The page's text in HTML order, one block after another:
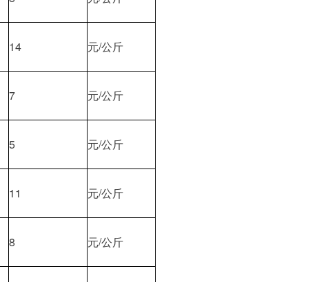
14 元/公斤
7 元/公斤
5 元/公斤
11 元/公斤
8 元/公斤